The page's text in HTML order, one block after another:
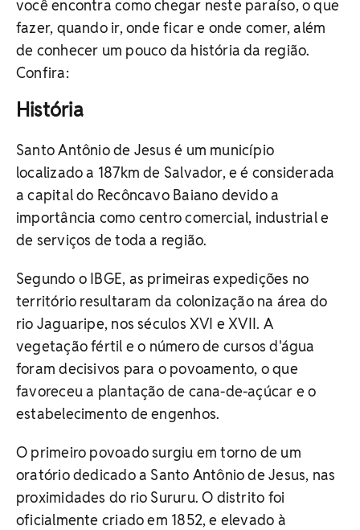
você encontra como chegar neste paraíso, o que
fazer, quando ir, onde ficar e onde comer, além
de conhecer um pouco da história da região.
Confira:
História
Santo Antônio de Jesus é um município
localizado a 187km de Salvador, e é considerada
a capital do Recôncavo Baiano devido a
importância como centro comercial, industrial e
de serviços de toda a região.
Segundo o IBGE, as primeiras expedições no
território resultaram da colonização na área do
rio Jaguaripe, nos séculos XVI e XVII. A
vegetação fértil e o número de cursos d'água
foram decisivos para o povoamento, o que
favoreceu a plantação de cana-de-açúcar e o
estabelecimento de engenhos.
O primeiro povoado surgiu em torno de um
oratório dedicado a Santo Antônio de Jesus, nas
proximidades do rio Sururu. O distrito foi
oficialmente criado em 1852, e elevado à